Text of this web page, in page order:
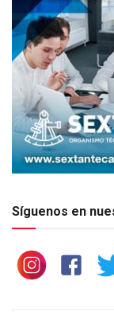
Síguenos en